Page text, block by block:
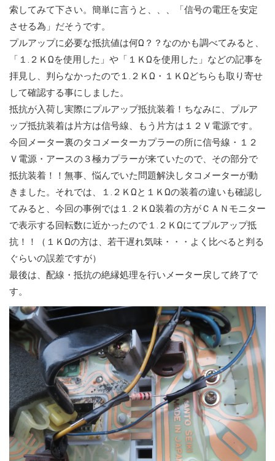
索してみて下さい。簡単に言うと、、、「信号の電圧を安定
させる為」だそうです。
プルアップに必要な抵抗値は何Ω？？なのかも調べてみると、
「１.２ＫΩを使用した」や「１ＫΩを使用した」などの記事を
拝見し、判らなかったので１.２ＫΩ・１ＫΩどちらも取り寄せ
して確認する事にしました。
抵抗が入荷し実際にプルアップ抵抗装着！ちなみに、プルア
ップ抵抗装着は片方は信号線、もう片方は１２Ｖ電源です。
今回メーター裏のタコメーターカプラーの所に信号線・１２
Ｖ電源・アースの３極カプラーが来ていたので、その部分で
抵抗装着！！無事、悩んでいた問題解決しタコメーターが動
きました。それでは、１.２ＫΩと１ＫΩの装着の違いも確認し
てみると、今回の事例では１.２ＫΩ装着の方がＣＡＮモニター
で表示する回転数に近かったので１.２ＫΩにてプルアップ抵
抗！！（１ＫΩの方は、若干遅れ気味・・・よく比べると判る
ぐらいの誤差ですが）
最後は、配線・抵抗の絶縁処理を行いメーター戻して終了で
す。